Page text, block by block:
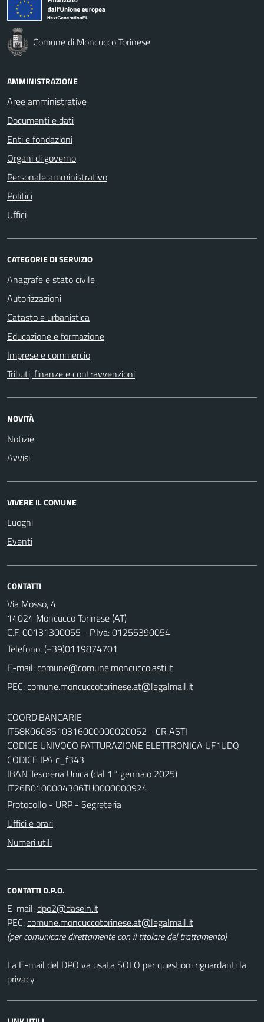
Comune di Moncucco Torinese
AMMINISTRAZIONE
Aree amministrative
Documenti e dati
Enti e fondazioni
Organi di governo
Personale amministrativo
Politici
Uffici
CATEGORIE DI SERVIZIO
Anagrafe e stato civile
Autorizzazioni
Catasto e urbanistica
Educazione e formazione
Imprese e commercio
Tributi, finanze e contravvenzioni
NOVITÀ
Notizie
Avvisi
VIVERE IL COMUNE
Luoghi
Eventi
CONTATTI
Via Mosso, 4
14024 Moncucco Torinese (AT)
C.F. 00131300055 - P.Iva: 01255390054
Telefono:(+39)0119874701
E-mail:comune@comune.moncucco.asti.it
PEC:comune.moncuccotorinese.at@legalmail.it
COORD.BANCARIE
IT58K0608510316000000020052 - CR ASTI
CODICE UNIVOCO FATTURAZIONE ELETTRONICA UF1UDQ
CODICE IPA c_f343
IBAN Tesoreria Unica (dal 1° gennaio 2025)
IT26B0100004306TU0000000924
Protocollo - URP - Segreteria
Uffici e orari
Numeri utili
CONTATTI D.P.O.
E-mail:dpo2@dasein.it
PEC:comune.moncuccotorinese.at@legalmail.it
(per comunicare direttamente con il titolare del trattamento)
La E-mail del DPO va usata SOLO per questioni riguardanti la
privacy